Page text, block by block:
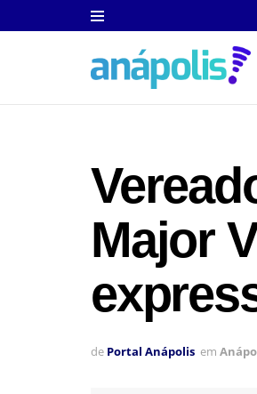
Major
de Portal Anápolis em